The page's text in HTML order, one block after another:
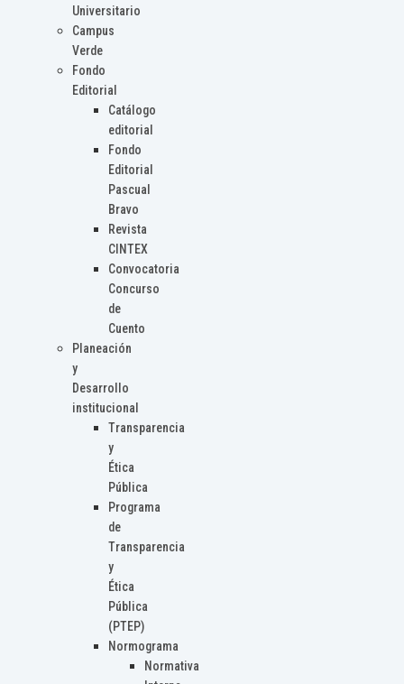
Universitario
Campus
Verde
Fondo
Editorial
Catálogo
editorial
Fondo
Editorial
Pascual
Bravo
Revista
CINTEX
Convocatoria
Concurso
de
Cuento
Planeación
y
Desarrollo
institucional
Transparencia
y
Ética
Pública
Programa
de
Transparencia
y
Ética
Pública
(PTEP)
Normograma
Normativa